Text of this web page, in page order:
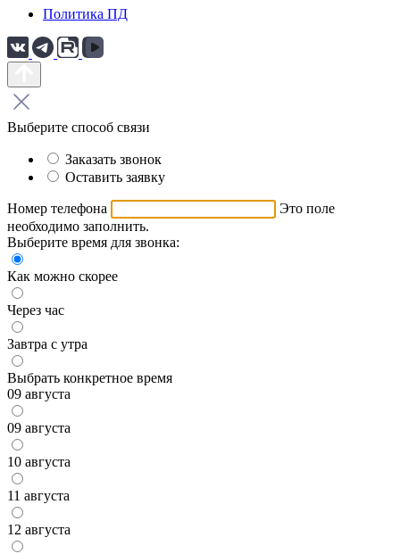
Политика ПД
Выберите способ связи
Заказать звонок
Оставить заявку
Номер телефона
Это поле
необходимо заполнить.
Выберите время для звонка:
Как можно скорее
Через час
Завтра с утра
Выбрать конкретное время
09 августа
09 августа
10 августа
11 августа
12 августа